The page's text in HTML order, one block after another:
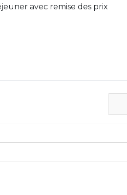
avec remise des prix